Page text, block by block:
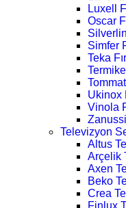
Luxell
Oscar
Simfer
Teka
Ukinox
Vinola
Televizyon
Altus
Arçelik
Axen
Beko
Crea
Finlux